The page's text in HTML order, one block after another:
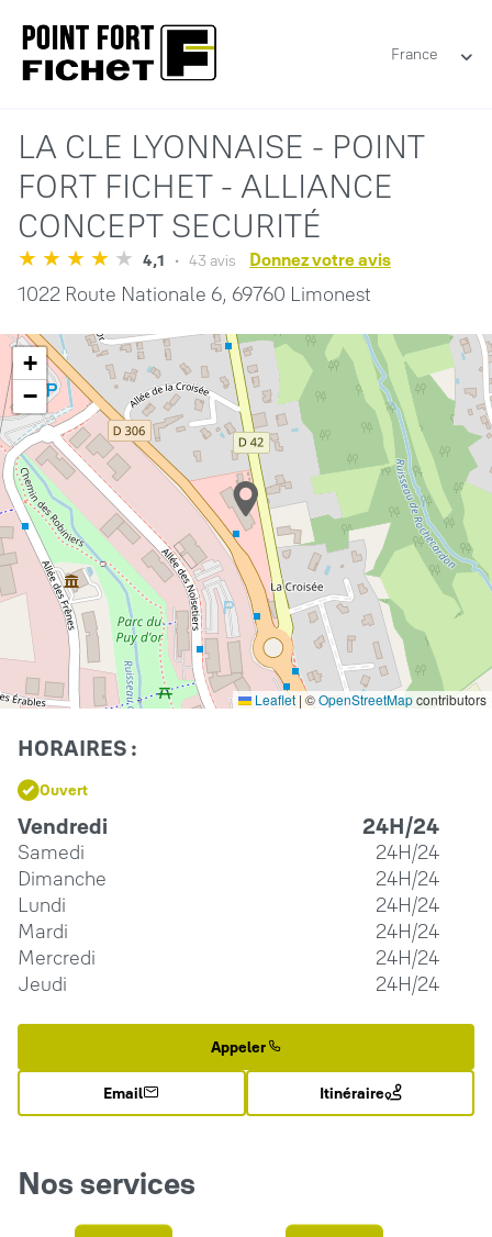
France
LA CLE LYONNAISE - POINT
FORT FICHET - ALLIANCE
CONCEPT SECURITÉ
4,1 43 avis Donnez votre avis
1022 Route Nationale 6, 69760 Limonest
+
−
Leaflet | ©OpenStreetMapcontributors
HORAIRES :
Ouvert
Vendredi 24H/24
Samedi
24H/24
Dimanche
24H/24
Lundi
24H/24
Mardi
24H/24
Mercredi
24H/24
Jeudi
24H/24
Appeler
Email Itinéraire
Nos services